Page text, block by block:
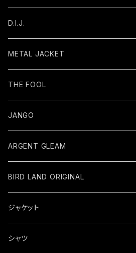
D.I.J.
METAL JACKET
THE FOOL
JANGO
ARGENT GLEAM
BIRD LAND ORIGINAL
ジャケット
シャツ